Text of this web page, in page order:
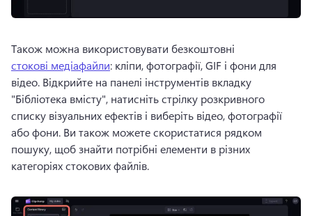
Також можна використовувати безкоштовні
стокові медіафайли: кліпи, фотографії, GIF і фони для
відео. Відкрийте на панелі інструментів вкладку
"Бібліотека вмісту", натисніть стрілку розкривного
списку візуальних ефектів і виберіть відео, фотографії
або фони. Ви також можете скористатися рядком
пошуку, щоб знайти потрібні елементи в різних
категоріях стокових файлів.